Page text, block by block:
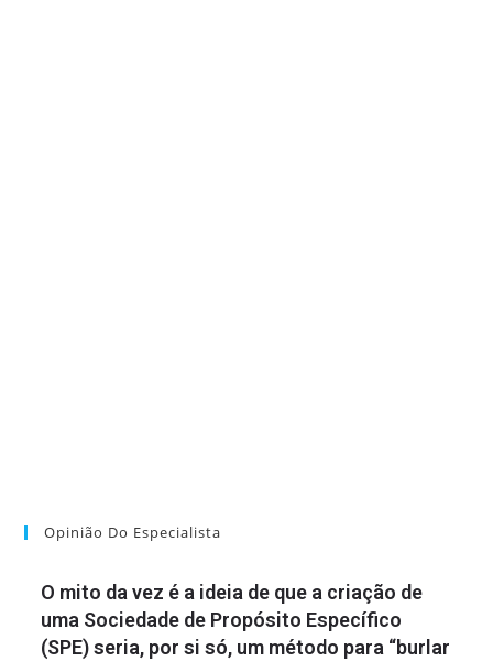
Opinião Do Especialista
O mito da vez é a ideia de que a criação de
uma Sociedade de Propósito Específico
(SPE) seria, por si só, um método para “burlar